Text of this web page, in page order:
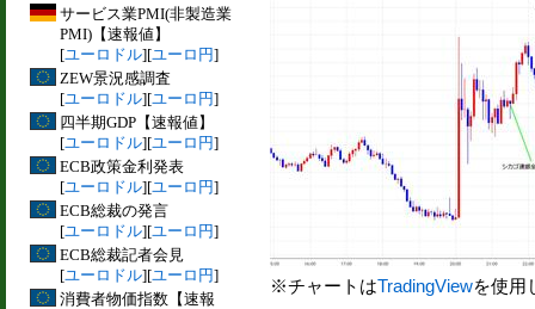
サービス業PMI(非製造業
PMI)【速報値】
[ユーロドル][ユーロ円]
ZEW景況感調査
[ユーロドル][ユーロ円]
四半期GDP【速報値】
[ユーロドル][ユーロ円]
ECB政策金利発表
[ユーロドル][ユーロ円]
ECB総裁の発言
[ユーロドル][ユーロ円]
ECB総裁記者会見
[ユーロドル][ユーロ円]
消費者物価指数【速報
※チャートはTradingViewを使用